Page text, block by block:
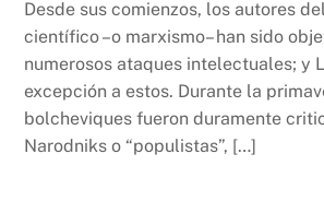
Desde sus comienzos, los autores
científico –o marxismo– han sido
numerosos ataques intelectuales; y
excepción a estos. Durante la
bolcheviques fueron duramente
Narodniks o “populistas”, […]